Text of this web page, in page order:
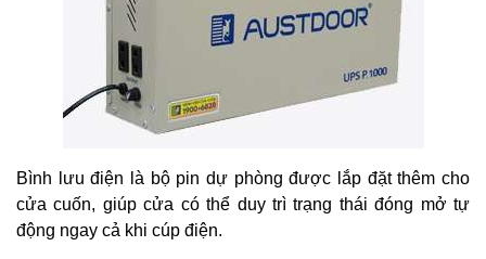
Bình lưu điện là bộ pin dự phòng được lắp đặt thêm cho
cửa cuốn, giúp cửa có thể duy trì trạng thái đóng mở tự
động ngay cả khi cúp điện.